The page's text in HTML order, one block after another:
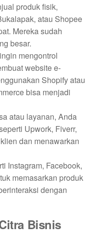
produk fisik,
atau Shopee
Mereka sudah
besar.
mengontrol
website e-
Shopify atau
bisa menjadi
atau layanan, Anda
Upwork, Fiverr,
dan menawarkan
Instagram, Facebook,
memasarkan produk
dengan
Bisnis